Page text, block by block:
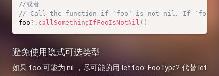
//或者
// Call the function if `foo` is not nil. If `foo`
foo? . callSomethingIfFooIsNotNil ( )
避免使用隐式可选类型
如果 foo 可能为 nil ，尽可能的用 let foo: FooType? 代替 let